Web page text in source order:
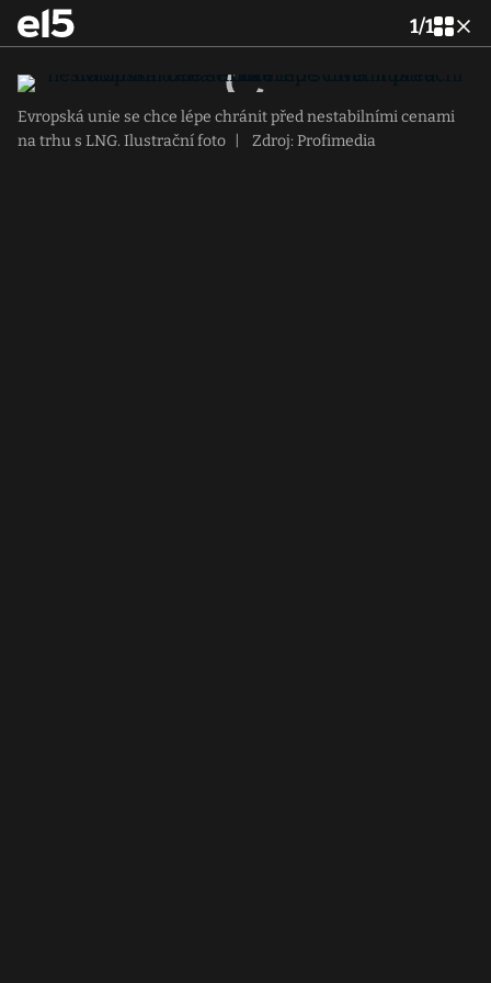
1/1
Evropská unie se chce lépe chránit před nestabilními cenami
na trhu s LNG. Ilustrační foto
Zdroj: Profimedia